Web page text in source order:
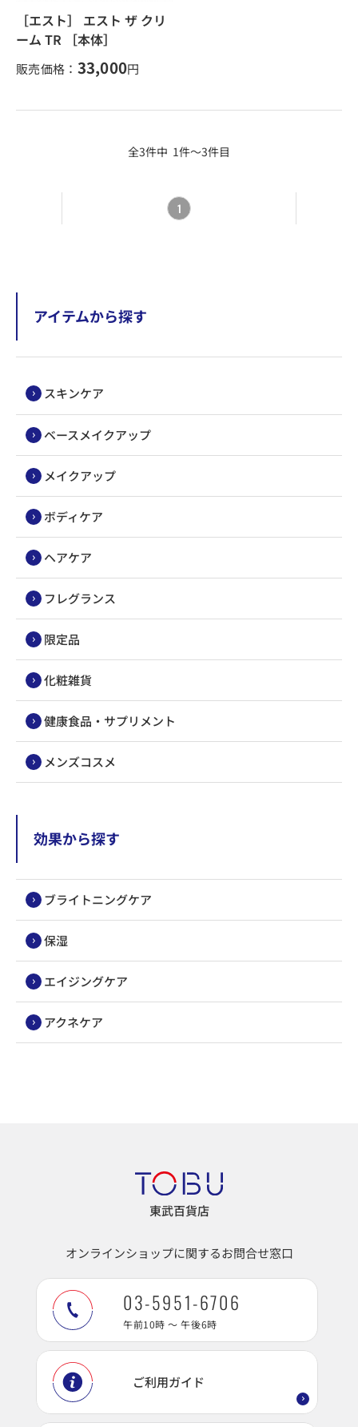
アイテムから探す
スキンケア
ベースメイクアップ
メイクアップ
ボディケア
ヘアケア
フレグランス
限定品
化粧雑貨
健康食品・サプリメント
メンズコスメ
効果から探す
ブライトニングケア
保湿
エイジングケア
アクネケア
［エスト］ エスト ザ クリ
ーム TR ［本体］
販売価格： 33,000円
全3件中 1件～3件目
1
東武百貨店
オンラインショップに関するお問合せ窓口
03-5951-6706
午前10時 ～ 午後6時
ご利用ガイド